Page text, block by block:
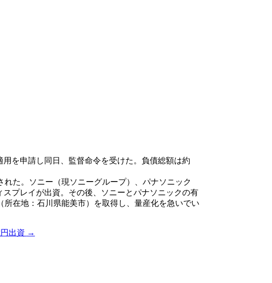
を申請し同日、監督命令を受けた。負債総額は約
た。ソニー（現ソニーグループ）、パナソニック
プレイが出資。その後、ソニーとパナソニックの有
在地：石川県能美市）を取得し、量産化を急いでい
出資 →